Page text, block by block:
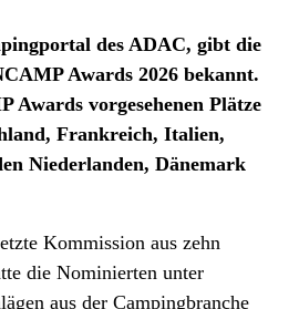
des ADAC, gibt die
Awards 2026 bekannt.
Awards vorgesehenen Plätze
Frankreich, Italien,
Niederlanden, Dänemark
Kommission aus zehn
die Nominierten unter
aus der Campingbranche